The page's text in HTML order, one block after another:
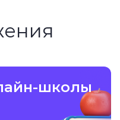
школы